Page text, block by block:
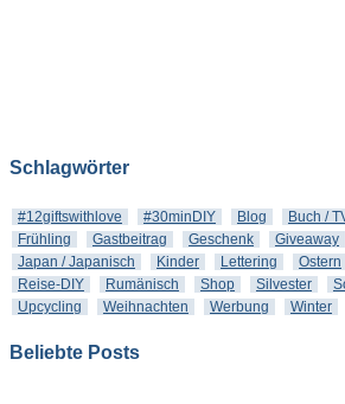
Schlagwörter
#12giftswithlove #30minDIY Blog Buch /
Frühling
Gastbeitrag Geschenk Giveaway
Japan / Japanisch
Kinder Lettering Ostern
Reise-DIY
Rumänisch Shop Silvester
Upcycling
Weihnachten Werbung Winter
Beliebte Posts